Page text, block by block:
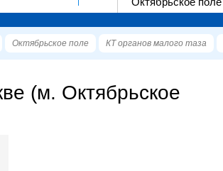
Октябрьское поле КТ органов малого таза
(м. Октябрьское